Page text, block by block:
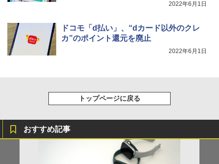
2022年6月1日
ドコモ「d払い」、“dカード以外のクレ
カ”のポイント還元を廃止
2022年6月1日
トップページに戻る
おすすめ記事